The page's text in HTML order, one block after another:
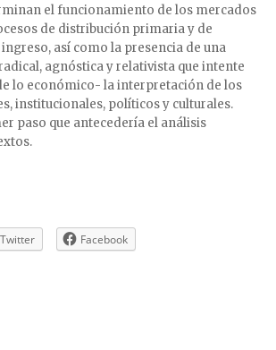
el funcionamiento de los mercados
de distribución primaria y de
así como la presencia de una
agnóstica y relativista que intente
lo económico- la interpretación de los
institucionales, políticos y culturales.
paso que antecedería el análisis
Twitter Facebook